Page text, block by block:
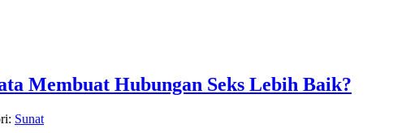
Membuat Hubungan Seks Lebih Baik?
Sunat